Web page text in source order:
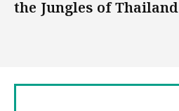
the Jungles of Thailand